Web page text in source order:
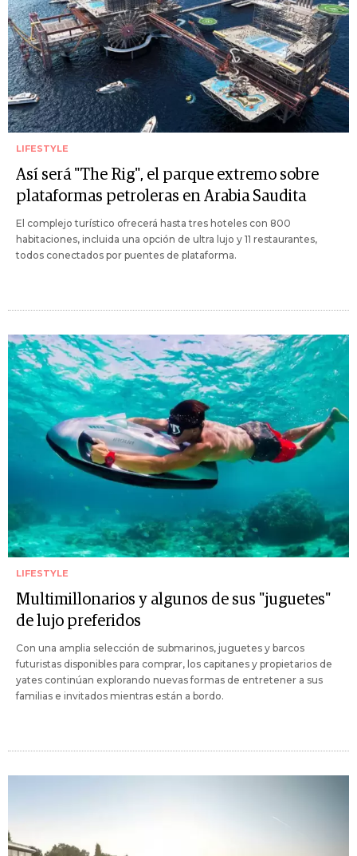
LIFESTYLE
Así será "The Rig", el parque extremo sobre
plataformas petroleras en Arabia Saudita
El complejo turístico ofrecerá hasta tres hoteles con 800
habitaciones, incluida una opción de ultra lujo y 11 restaurantes,
todos conectados por puentes de plataforma.
LIFESTYLE
Multimillonarios y algunos de sus "juguetes"
de lujo preferidos
Con una amplia selección de submarinos, juguetes y barcos
futuristas disponibles para comprar, los capitanes y propietarios de
yates continúan explorando nuevas formas de entretener a sus
familias e invitados mientras están a bordo.